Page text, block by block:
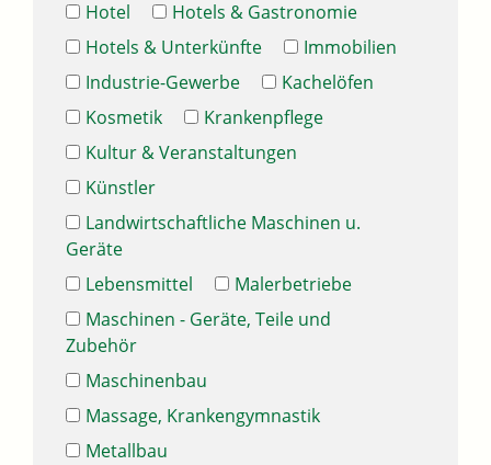
Hotel
Hotels & Gastronomie
Hotels & Unterkünfte
Immobilien
Industrie-Gewerbe
Kachelöfen
Kosmetik
Krankenpflege
Kultur & Veranstaltungen
Künstler
Landwirtschaftliche Maschinen u.
Geräte
Lebensmittel
Malerbetriebe
Maschinen - Geräte, Teile und
Zubehör
Maschinenbau
Massage, Krankengymnastik
Metallbau